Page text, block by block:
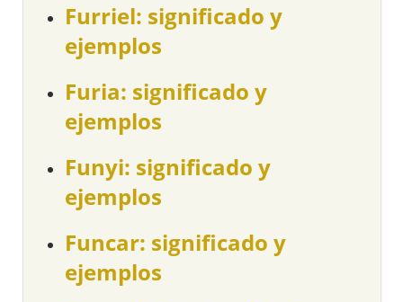
Furriel: significado y
ejemplos
Furia: significado y
ejemplos
Funyi: significado y
ejemplos
Funcar: significado y
ejemplos